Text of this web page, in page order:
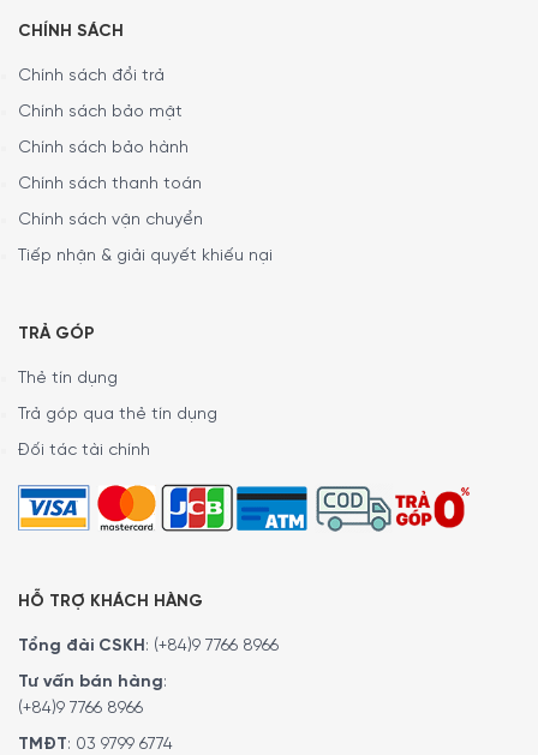
CHÍNH SÁCH
Chính sách đổi trả
Chính sách bảo mật
Chính sách bảo hành
Chính sách thanh toán
Chính sách vận chuyển
Tiếp nhận & giải quyết khiếu nại
TRẢ GÓP
Thẻ tín dụng
Trả góp qua thẻ tín dụng
Đối tác tài chính
HỖ TRỢ KHÁCH HÀNG
Tổng đài CSKH : (+84)9 7766 8966
Tư vấn bán hàng:
(+84)9 7766 8966
TMĐT: 03 9799 6774